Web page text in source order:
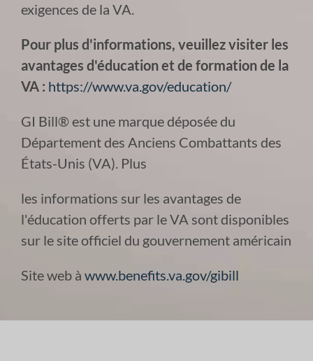
exigences de la VA.
Pour plus d'informations, veuillez visiter les
avantages d'éducation et de formation de la
VA : https://www.va.gov/education/
GI Bill® est une marque déposée du
Département des Anciens Combattants des
États-Unis (VA). Plus
les informations sur les avantages de
l'éducation offerts par le VA sont disponibles
sur le site officiel du gouvernement américain
Site web à www.benefits.va.gov/gibill